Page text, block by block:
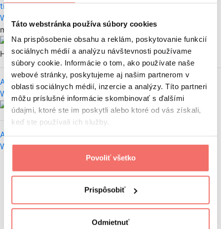
Táto webstránka používa súbory cookies
Na prispôsobenie obsahu a reklám, poskytovanie funkcií
sociálnych médií a analýzu návštevnosti používame
súbory cookie. Informácie o tom, ako používate naše
webové stránky, poskytujeme aj našim partnerom v
oblasti sociálnych médií, inzercie a analýzy. Títo partneri
môžu príslušné informácie skombinovať s ďalšími
údajmi, ktoré ste im poskytli alebo ktoré od vás získali,
keď ste používali ich služby.
Povoliť všetko
Prispôsobiť
Odmietnuť
tieto 4 kroky
Web
moje články
Matej
Hornik
Ako využiť stáž pre napísanie diplomovej práce
Worklife
Matej Hornik
Ako si udržať zdravé telo aj počas práce
WorklifeFiremná kultúra
Kategórie
Podcasty